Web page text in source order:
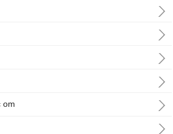
om